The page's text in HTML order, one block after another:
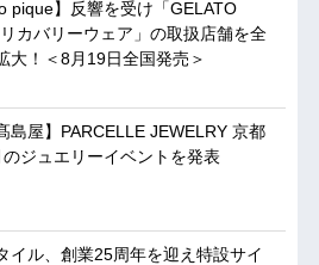
pique】反響を受け「GELATO
カバリーウェア」の取扱店舗を全
大！＜8月19日全国発売＞
島屋】PARCELLE JEWELRY 京都
のジュエリーイベントを発表
イル、創業25周年を迎え特設サイ